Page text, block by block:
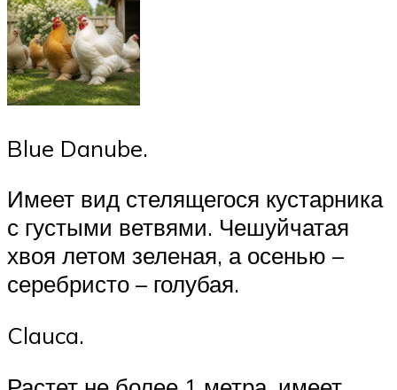
Blue Danube.
Имеет вид стелящегося кустарника
с густыми ветвями. Чешуйчатая
хвоя летом зеленая, а осенью –
серебристо – голубая.
Clauca.